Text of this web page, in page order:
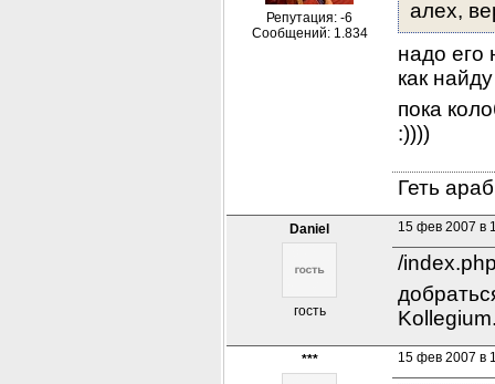
Репутация: -6
Сообщений: 1.834
алех,
надо его
как
пока
:))))
Геть
Daniel
гость
15 фев 2007 в
/
*** 15 фев 2007 в